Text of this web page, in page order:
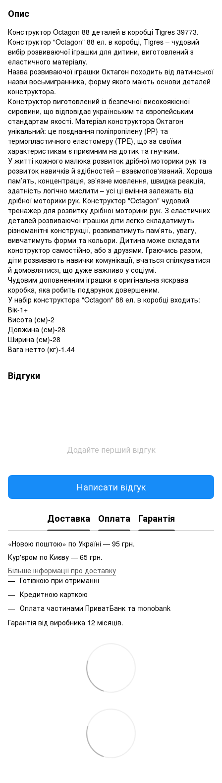
Опис
Конструктор Octagon 88 деталей в коробці Tigres 39773.
Конструктор "Octagon" 88 ел. в коробці, Tigres – чудовий
вибір розвиваючої іграшки для дитини, виготовлений з
еластичного матеріалу.
Назва розвиваючої іграшки Октагон походить від латинської
назви восьмигранника, форму якого мають основи деталей
конструктора.
Конструктор виготовлений із безпечної високоякісної
сировини, що відповідає українським та європейським
стандартам якості. Матеріал конструктора Октагон
унікальний: це поєднання поліпропілену (РР) та
термопластичного еластомеру (TРE), що за своїми
характеристикам є приємним на дотик та гнучким.
У житті кожного малюка розвиток дрібної моторики рук та
розвиток навичків й здібностей – взаємопов'язаний. Хороша
пам’ять, концентрація, зв’язне мовлення, швидка реакція,
здатність логічно мислити – усі ці вміння залежать від
дрібної моторики рук. Конструктор "Octagon" чудовий
тренажер для розвитку дрібної моторики рук. З еластичних
деталей розвиваючої іграшки діти легко складатимуть
різноманітні конструкції, розвиватимуть пам’ять, увагу,
вивчатимуть форми та кольори. Дитина може складати
конструктор самостійно, або з друзями. Граючись разом,
діти розвивають навички комунікації, вчаться спілкуватися
й домовлятися, що дуже важливо у соціумі.
Чудовим доповненням іграшки є оригінальна яскрава
коробка, яка робить подарунок довершеним.
У набір конструктора "Octagon" 88 ел. в коробці входить:
Вік-1+
Висота (см)-2
Довжина (см)-28
Ширина (см)-28
Вага нетто (кг)-1.44
Відгуки
Додайте перший відгук
Написати відгук
Доставка Оплата Гарантія
«Новою поштою» по Україні — 95 грн.
Кур'єром по Києву — 65 грн.
Більше інформації про доставку
Готівкою при отриманні
Кредитною карткою
Оплата частинами ПриватБанк та monobank
Гарантія від виробника 12 місяців.